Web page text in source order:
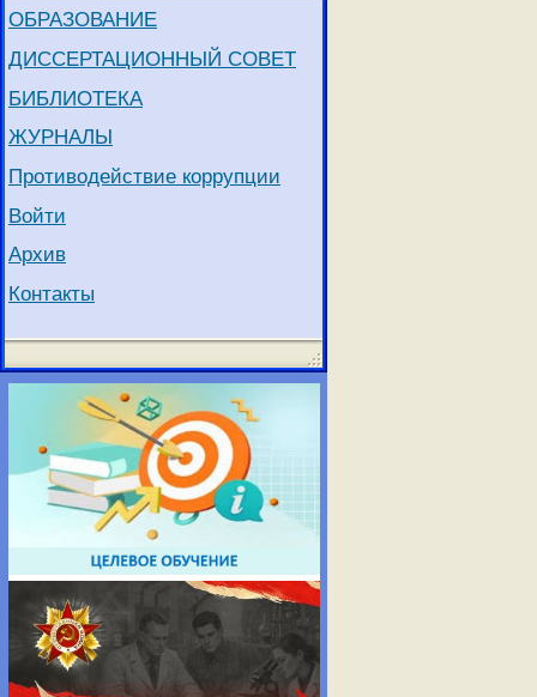
ОБРАЗОВАНИЕ
ДИССЕРТАЦИОННЫЙ СОВЕТ
БИБЛИОТЕКА
ЖУРНАЛЫ
Противодействие коррупции
Войти
Архив
Контакты